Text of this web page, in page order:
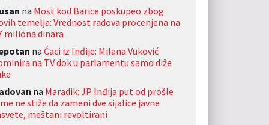
na Most kod Barice poskupeo zbog
temelja: Vrednost radova procenjena na
miliona dinara
na Ćaci iz Inđije: Milana Vuković
na TV dok u parlamentu samo diže
na Maradik: JP Inđija put od prošle
ne stiže da zameni dve sijalice javne
meštani revoltirani